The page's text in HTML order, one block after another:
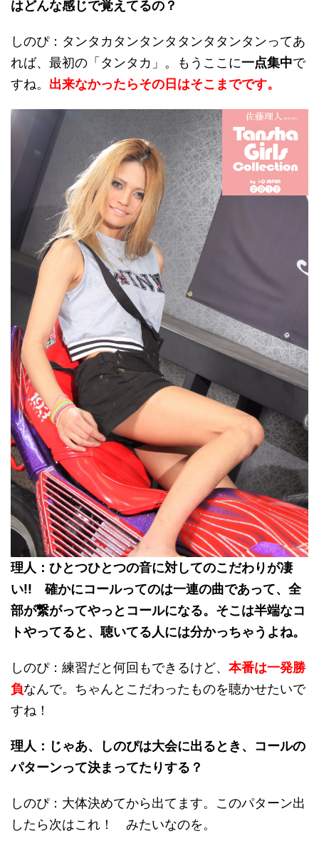
はどんな感じで覚えてるの？
しのぴ：タンタカタンタンタタンタタンタンってあ
れば、最初の「タンタカ」。もうここに一点集中で
すね。 出来なかったらその日はそこまでです。
理人：ひとつひとつの音に対してのこだわりが凄
い!! 確かにコールってのは一連の曲であって、全
部が繋がってやっとコールになる。そこは半端なコ
トやってると、聴いてる人には分かっちゃうよね。
しのぴ：練習だと何回もできるけど、 本番は一発勝
負なんで。ちゃんとこだわったものを聴かせたいで
すね！
理人：じゃあ、しのぴは大会に出るとき、コールの
パターンって決まってたりする？
しのぴ：大体決めてから出てます。このパターン出
したら次はこれ！ みたいなのを。